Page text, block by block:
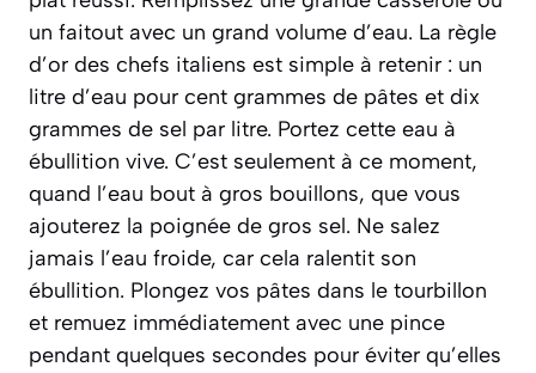
un faitout avec un grand volume d’eau. La règle
d’or des chefs italiens est simple à retenir : un
litre d’eau pour cent grammes de pâtes et dix
grammes de sel par litre. Portez cette eau à
ébullition vive. C’est seulement à ce moment,
quand l’eau bout à gros bouillons, que vous
ajouterez la poignée de gros sel. Ne salez
jamais l’eau froide, car cela ralentit son
ébullition. Plongez vos pâtes dans le tourbillon
et remuez immédiatement avec une pince
pendant quelques secondes pour éviter qu’elles